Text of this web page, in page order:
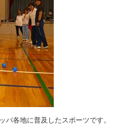
パ各地に普及したスポーツです。